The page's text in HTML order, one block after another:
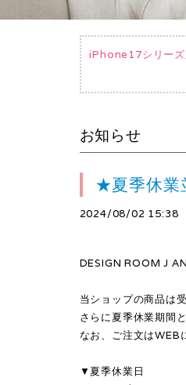
iPhone17シリーズ
お知らせ
★夏季休業
2024/08/02 15:38
DESIGN ROOM J
当ショップの商品は
さらに夏季休業期間
なお、ご注文はWEB
▼夏季休業日